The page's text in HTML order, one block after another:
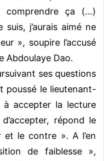
comprendre ça (…)
suis, j’aurais aimé ne
», soupire l’accusé
Abdoulaye Dao.
ses questions
poussé le lieutenant-
à accepter la lecture
répond le
et le contre ». A l’en
de faiblesse »,